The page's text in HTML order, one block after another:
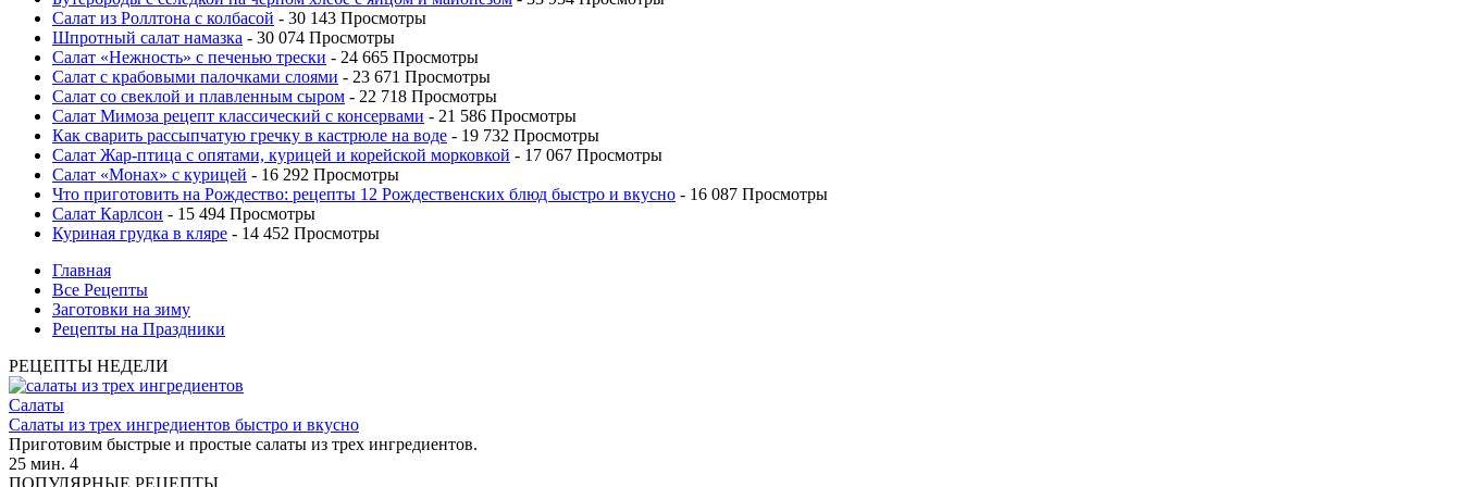
Салат из Роллтона с колбасой - 30 143 Просмотры
Шпротный салат намазка - 30 074 Просмотры
Салат «Нежность» с печенью трески - 24 665 Просмотры
Салат с крабовыми палочками слоями - 23 671 Просмотры
Салат со свеклой и плавленным сыром - 22 718 Просмотры
Салат Мимоза рецепт классический с консервами - 21 586 Просмотры
Как сварить рассыпчатую гречку в кастрюле на воде - 19 732 Просмотры
Салат Жар-птица с опятами, курицей и корейской морковкой - 17 067 Просмотры
Салат «Монах» с курицей - 16 292 Просмотры
Что приготовить на Рождество: рецепты 12 Рождественских блюд быстро и вкусно - 16 087 Просмотры
Салат Карлсон - 15 494 Просмотры
Куриная грудка в кляре - 14 452 Просмотры
Главная
Все Рецепты
Заготовки на зиму
Рецепты на Праздники
РЕЦЕПТЫ НЕДЕЛИ
Салаты
Салаты из трех ингредиентов быстро и вкусно
Приготовим быстрые и простые салаты из трех ингредиентов.
25 мин. 4
ПОПУЛЯРНЫЕ РЕЦЕПТЫ